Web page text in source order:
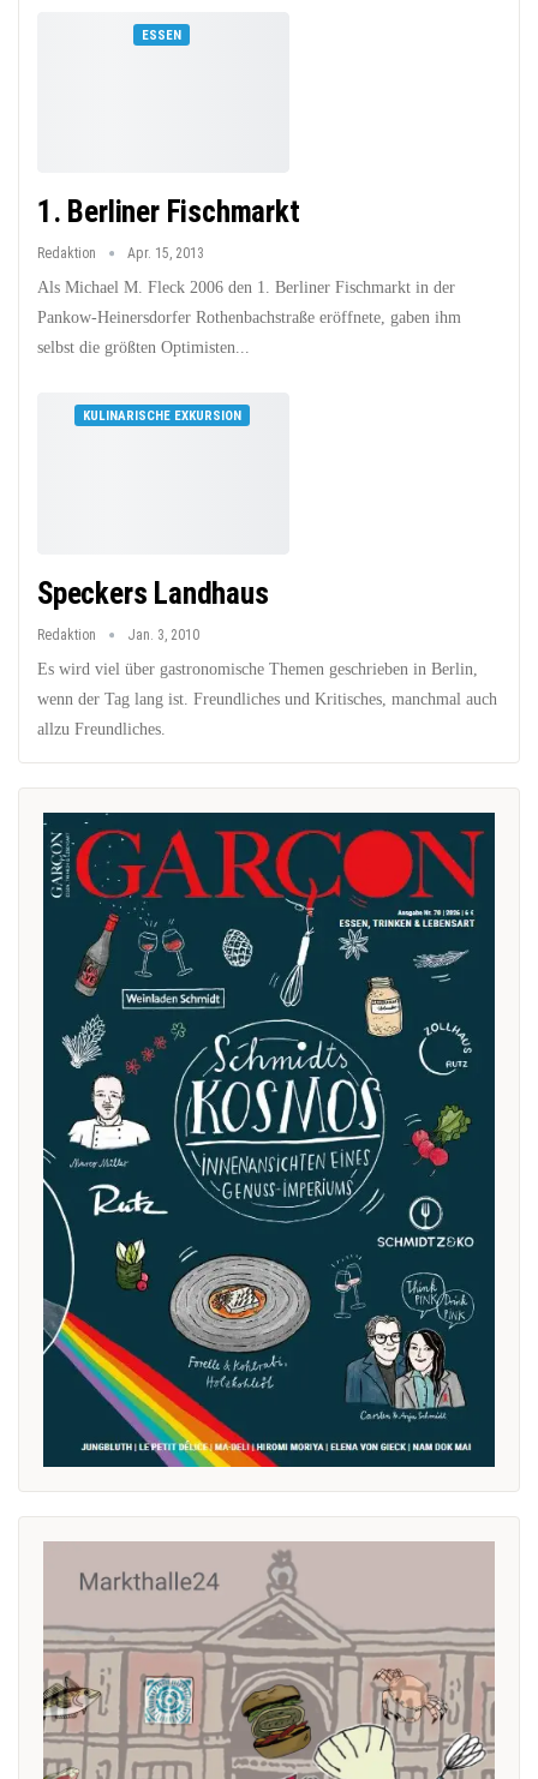
ESSEN
1. Berliner Fischmarkt
Redaktion Apr. 15, 2013
Als Michael M. Fleck 2006 den 1. Berliner Fischmarkt in der
Pankow-Heinersdorfer Rothenbachstraße eröffnete, gaben ihm
selbst die größten Optimisten...
KULINARISCHE EXKURSION
Speckers Landhaus
Redaktion Jan. 3, 2010
Es wird viel über gastronomische Themen geschrieben in Berlin,
wenn der Tag lang ist. Freundliches und Kritisches, manchmal auch
allzu Freundliches.